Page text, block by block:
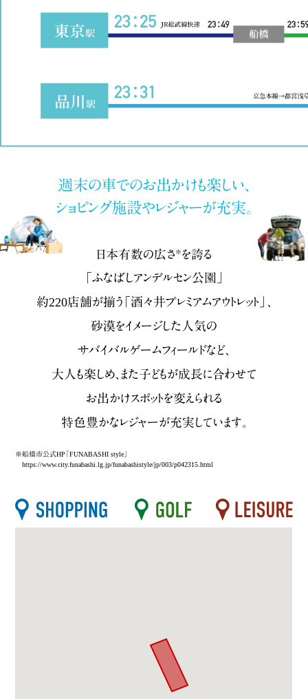
週末の車でのお出かけも楽しい、
ショピング施設やレジャーが充実。
日本有数の広さ ※ を誇る
「ふなばしアンデルセン公園」
約220店舗が揃う「酒々井プレミアムアウトレット」、
砂漠をイメージした人気の
サバイバルゲームフィールドなど、
大人も楽しめ、また子どもが成長に合わせて
お出かけスポットを変えられる
特色豊かなレジャーが充実しています。
※船橋市公式HP「FUNABASHI style」
https://www.city.funabashi.lg.jp/funabashistyle/jp/003/p042315.html